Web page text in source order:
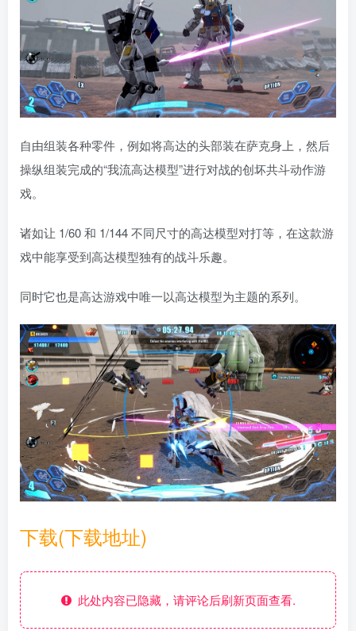
自由组装各种零件，例如将高达的头部装在萨克身上，然后
操纵组装完成的“我流高达模型”进行对战的创坏共斗动作游
戏。
诸如让 1/60 和 1/144 不同尺寸的高达模型对打等，在这款游
戏中能享受到高达模型独有的战斗乐趣。
同时它也是高达游戏中唯一以高达模型为主题的系列。
下载(下载地址)
此处内容已隐藏，请评论后刷新页面查看.